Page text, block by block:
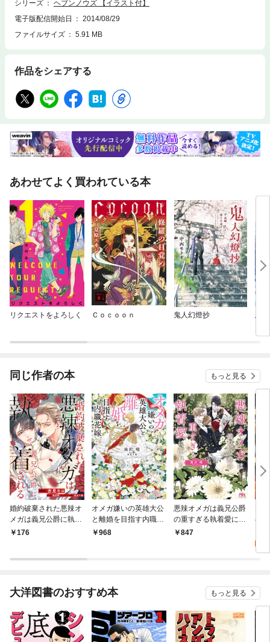
シリーズ
ヘブンノウズ 【イラスト付】
電子版配信開始日
2014/08/29
ファイルサイズ
5.91 MB
作品をシェアする
あわせてよく買われている本
リクエストをよろしく Ｃｏｃｏｏｎ 鬼人幻燈抄
悪
同じ作者の本 もっと見る
婚約破棄された悪辣オ
メガは義兄公爵に執着
される 【連載版】: 1
176
オメガ嫌いの英雄大公
と離婚を目指す内職花
嫁968
悪辣オメガは義兄公爵
の重すぎる執着愛に溺
れる 【電子限定おまけ
847
元
む
大洋図書のおすすめ本 もっと見る